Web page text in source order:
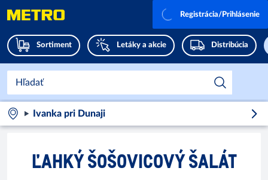
Sortiment Letáky a akcie Distribúcia
Registrácia/Prihlásenie
Ivanka pri Dunaji
ĽAHKÝ ŠOŠOVICOVÝ ŠALÁT